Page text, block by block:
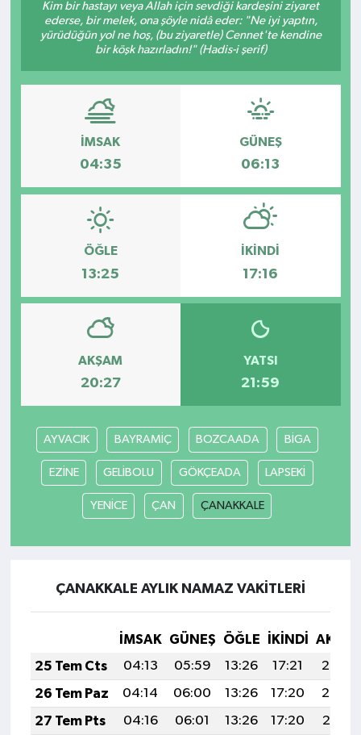
Kim bir hastayı veya Allah için sevdiği kardeşini ziyaret
ederse, bir melek, ona şöyle nidâ eder: "Ne iyi yaptın,
yürüdüğün yol ne hoş, (bu ziyaretle) Cennet'te kendine
bir köşk hazırladın!" (Hadis-i şerif)
İMSAK
04:35
GÜNEŞ
06:13
ÖĞLE
13:25
İKINDI
17:16
AKŞAM
20:27
YATSI
21:59
AYVACIK BAYRAMİÇ BOZCAADA BİGA
EZİNE GELİBOLU GÖKÇEADA LAPSEKİ
YENİCE ÇAN ÇANAKKALE
ÇANAKKALE AYLIK NAMAZ VAKITLERI
İMSAK GÜNEŞ ÖĞLE İKINDI
25 Tem Cts
04:13 05:59 13:26 17:21
20:43
26 Tem Paz
04:14 06:00 13:26 17:20
20:42
27 Tem Pts
04:16 06:01 13:26 17:20
20:41
Kültür - Sanat
Yaşam